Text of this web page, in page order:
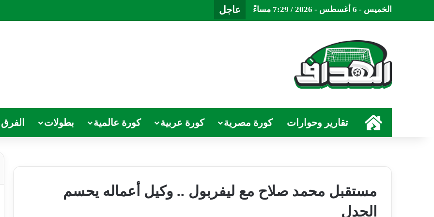
الخميس - 6 أغسطس - 2026 / 7:29 مساءً عاجل
الرئيسيةتقارير وحوارات كورة مصرية كورة عربية كورة عالمية بطولات الفرق
مستقبل محمد صلاح مع ليفربول .. وكيل أعماله يحسم
الجدل